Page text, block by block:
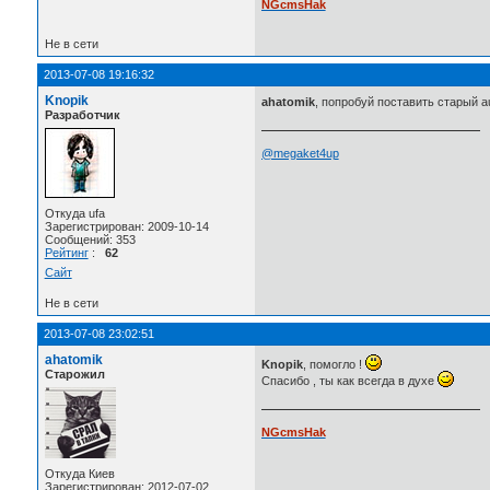
NGcmsHak
Не в сети
2013-07-08 19:16:32
Knopik
Разработчик
Откуда ufa
Зарегистрирован: 2009-10-14
Сообщений: 353
Рейтинг: 62
Сайт
ahatomik, попробуй поставить старый
@megaket4up
Не в сети
2013-07-08 23:02:51
ahatomik
Старожил
Откуда Киев
Зарегистрирован: 2012-07-02
Knopik, помогло !
Спасибо , ты как всегда в духе
NGcmsHak